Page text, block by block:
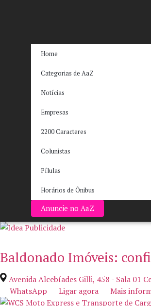
Home
Categorias de AaZ
Notícias
Empresas
2200 Caracteres
Colunistas
Pílulas
Horários de Ônibus
Anuncie no AaZ
Baldonado Imóveis:
Avenida Alcebíades Gilli, 458 - Sala 01
WhatsApp
Ligar agora Mais